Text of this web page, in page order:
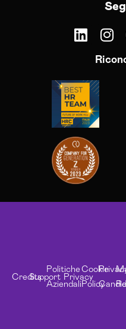
CreditsSupport
Politiche
Aziendali
Privacy
Cookie
Policy